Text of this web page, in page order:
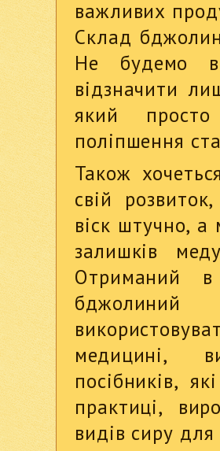
важливих
Склад
Не будемо
відзначити
який
поліпшення
Також
свій
віск штучно,
залишків
Отриманий в
медицині,
посібників,
практиці,
видів сиру